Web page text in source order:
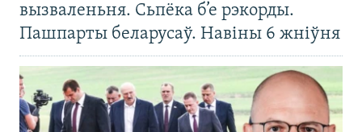
вызваленьня. Сьпёка б’е рэкорды.
Пашпарты беларусаў. Навіны 6 жніўня